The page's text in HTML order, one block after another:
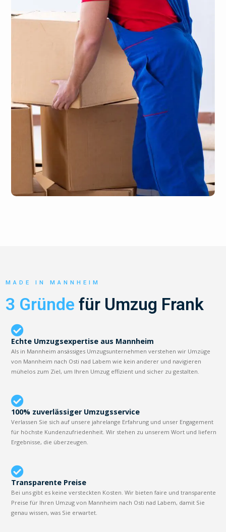
MADE IN MANNHEIM
3 Gründe für Umzug Frank
Echte Umzugsexpertise aus Mannheim
Als in Mannheim ansässiges Umzugsunternehmen verstehen wir Umzüge
von Mannheim nach Osti nad Labem wie kein anderer und navigieren
mühelos zum Ziel, um Ihren Umzug effizient und sicher zu gestalten.
100% zuverlässiger Umzugsservice
Verlassen Sie sich auf unsere jahrelange Erfahrung und unser Engagement
für höchste Kundenzufriedenheit. Wir stehen zu unserem Wort und liefern
Ergebnisse, die überzeugen.
Transparente Preise
Bei uns gibt es keine versteckten Kosten. Wir bieten faire und transparente
Preise für Ihren Umzug von Mannheim nach Osti nad Labem, damit Sie
genau wissen, was Sie erwartet.